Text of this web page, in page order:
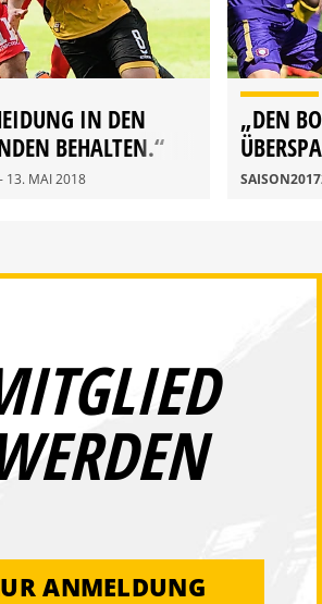
IN DEN
BEHALTEN.“
- 13. MAI 2018
„DEN
ANMELDUNG